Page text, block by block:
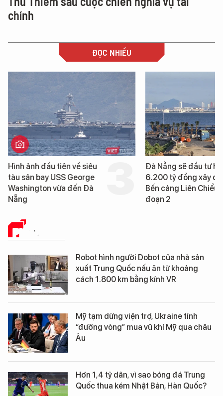
chính
ĐỌC NHIỀU
Hình ảnh đầu tiên về siêu
tàu sân bay USS George
Washington vừa đến Đà
Nẵng
Đà Nẵng sẽ đầu tư
6.200 tỷ đồng xây
Bến cảng Liên Chiểu
đoạn 2
PHÂN TÍCH
Robot hình người Dobot của nhà sản
xuất Trung Quốc nấu ăn từ khoảng
cách 1.800 km bằng kính VR
Mỹ tạm dừng viện trợ, Ukraine tính
“đường vòng” mua vũ khí Mỹ qua châu
Âu
Hơn 1,4 tỷ dân, vì sao bóng đá Trung
Quốc thua kém Nhật Bản, Hàn Quốc?